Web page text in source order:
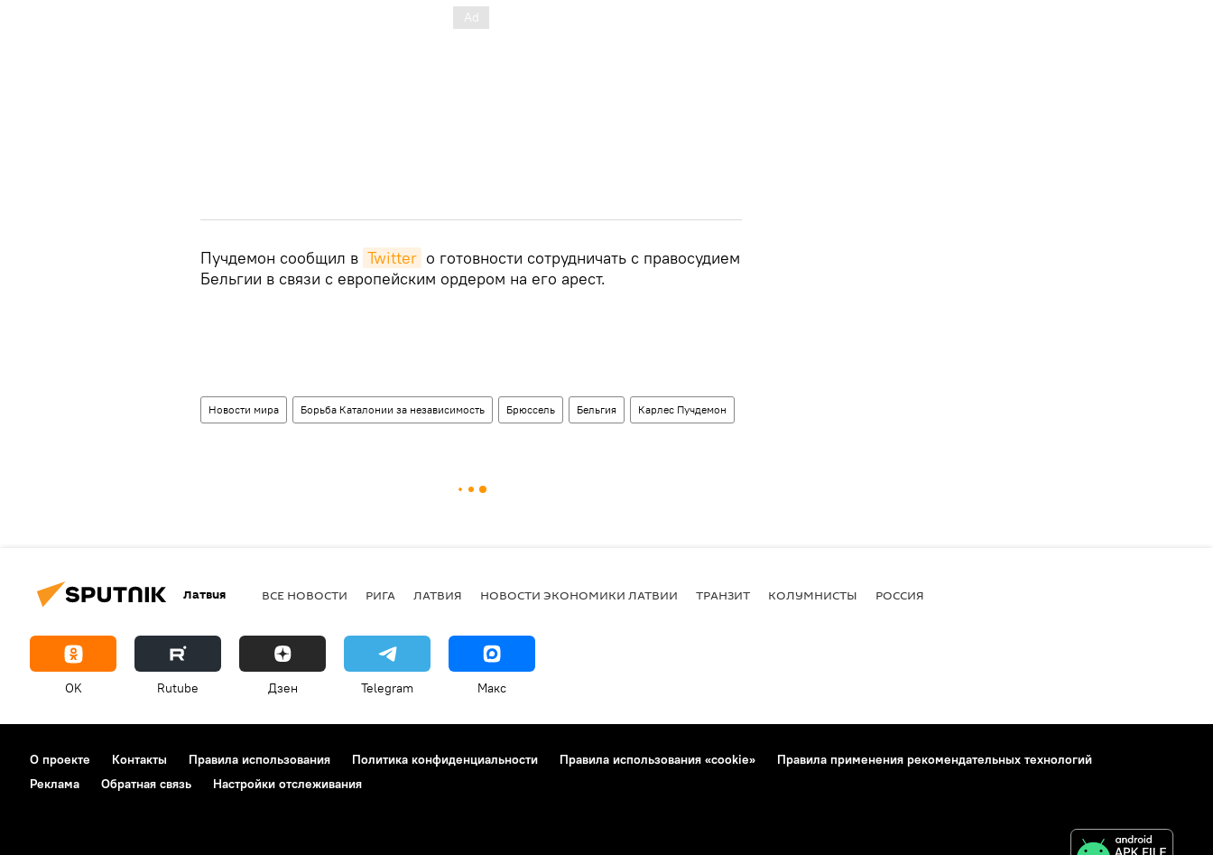
Пучдемон сообщил в Twitter о готовности сотрудничать с правосудием
Бельгии в связи с европейским ордером на его арест.
Новости мира Борьба Каталонии за независимость Брюссель Бельгия Карлес Пучдемон
Латвия ВСЕ НОВОСТИ РИГА ЛАТВИЯ НОВОСТИ ЭКОНОМИКИ ЛАТВИИ ТРАНЗИТ КОЛУМНИСТЫ РОССИЯ
OK Rutube Дзен Telegram Макс
О проекте Контакты Правила использования Политика конфиденциальности Правила использования «cookie»
Правила применения рекомендательных технологий
Реклама
Обратная связь Настройки отслеживания